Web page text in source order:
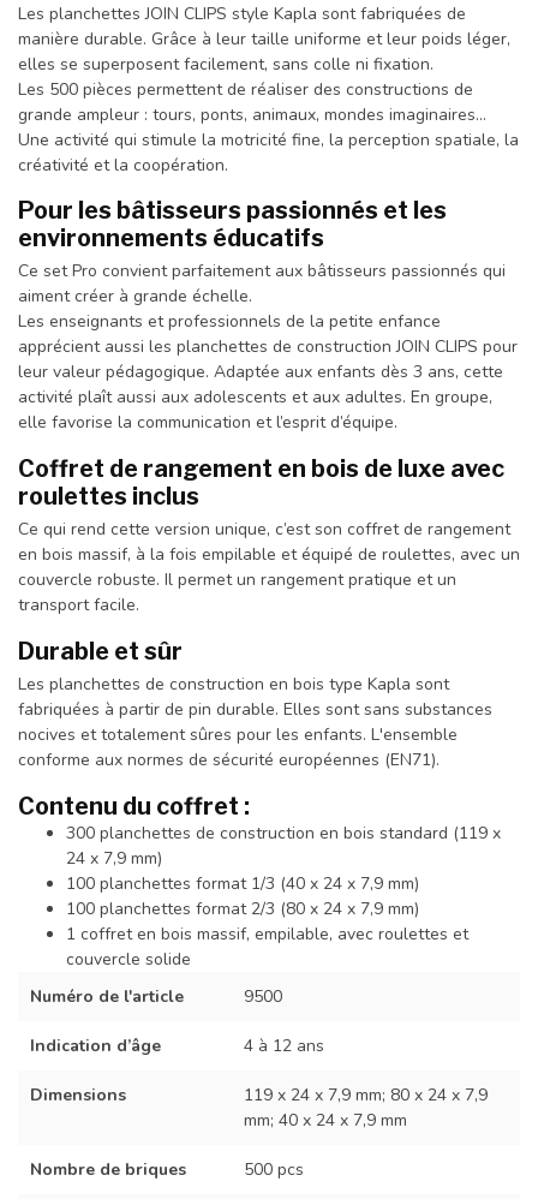
Les planchettes JOIN CLIPS style Kapla sont fabriquées de
manière durable. Grâce à leur taille uniforme et leur poids léger,
elles se superposent facilement, sans colle ni fixation.
Les 500 pièces permettent de réaliser des constructions de
grande ampleur : tours, ponts, animaux, mondes imaginaires...
Une activité qui stimule la motricité fine, la perception spatiale, la
créativité et la coopération.
Pour les bâtisseurs passionnés et les
environnements éducatifs
Ce set Pro convient parfaitement aux bâtisseurs passionnés qui
aiment créer à grande échelle.
Les enseignants et professionnels de la petite enfance
apprécient aussi les planchettes de construction JOIN CLIPS pour
leur valeur pédagogique. Adaptée aux enfants dès 3 ans, cette
activité plaît aussi aux adolescents et aux adultes. En groupe,
elle favorise la communication et l’esprit d’équipe.
Coffret de rangement en bois de luxe avec
roulettes inclus
Ce qui rend cette version unique, c’est son coffret de rangement
en bois massif, à la fois empilable et équipé de roulettes, avec un
couvercle robuste. Il permet un rangement pratique et un
transport facile.
Durable et sûr
Les planchettes de construction en bois type Kapla sont
fabriquées à partir de pin durable. Elles sont sans substances
nocives et totalement sûres pour les enfants. L'ensemble
conforme aux normes de sécurité européennes (EN71).
Contenu du coffret :
300 planchettes de construction en bois standard (119 x
24 x 7,9 mm)
100 planchettes format 1/3 (40 x 24 x 7,9 mm)
100 planchettes format 2/3 (80 x 24 x 7,9 mm)
1 coffret en bois massif, empilable, avec roulettes et
couvercle solide
Numéro de l'article
9500
Indication d’âge 4 à 12 ans
Dimensions
119 x 24 x 7,9 mm; 80 x 24 x 7,9
mm; 40 x 24 x 7,9 mm
Nombre de briques 500 pcs